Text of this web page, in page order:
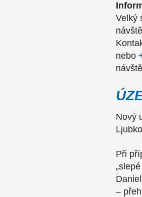
Velký
nebo
Nový
Při
–